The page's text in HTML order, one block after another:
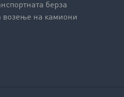
берза
возење на камиони